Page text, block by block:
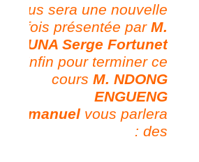
vous sera une nouvelle
fois présentée par M.
Serge Fortunet
Enfin pour terminer ce
cours M. NDONG
ENGUENG
Emmanuelvous parlera
des :